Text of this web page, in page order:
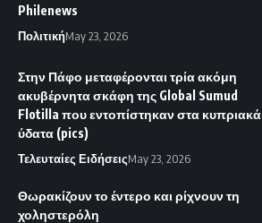
Philenews
ΠολιτικήMay 23, 2026
Στην Πάφο μεταφέρονται τρία ακόμη
ακυβέρνητα σκάφη της Global Sumud
Flotilla που εντοπίστηκαν στα κυπριακά
ύδατα (pics)
Τελευταίες ΕιδήσειςMay 23, 2026
Θωρακίζουν το έντερο και ρίχνουν τη
χοληστερόλη